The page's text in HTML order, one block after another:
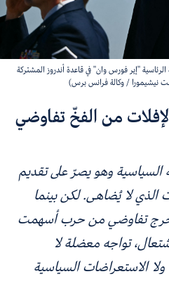
"إير فورس وان" في قاعدة أندروز المشتركة
من الفخّ تفاوضي
السياسية وهو يصرّ على تقديم
الذي لا يُضاهى. لكن بينما
مخرج تفاوضي من حرب أسهمت
تواجه معضلة لا
الاستعراضات السياسية